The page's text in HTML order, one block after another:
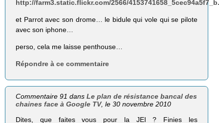
http://farm3.static.flickr.com/2566/
et Parrot avec son drome… le bidule qui vole qui se pilote
avec son iphone…
perso, cela me laisse penthouse…
Répondre à ce commentaire
Commentaire 91 dansLe plan de résistance bancal des
chaines face à Google TV, le 30 novembre 2010
Dites, que faites vous pour la JEI ? Finies les